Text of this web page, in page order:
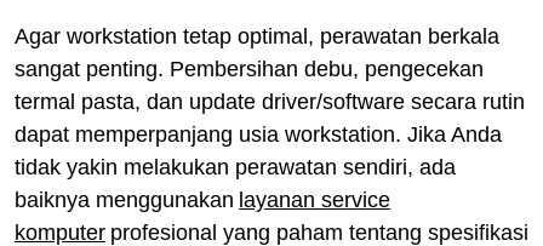
Agar workstation tetap optimal, perawatan berkala
sangat penting. Pembersihan debu, pengecekan
termal pasta, dan update driver/software secara rutin
dapat memperpanjang usia workstation. Jika Anda
tidak yakin melakukan perawatan sendiri, ada
baiknya menggunakan layanan service
komputer profesional yang paham tentang spesifikasi